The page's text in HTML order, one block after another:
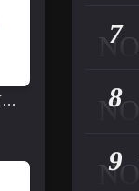
回家的路有多远
NO
7
NO
8
NO
9